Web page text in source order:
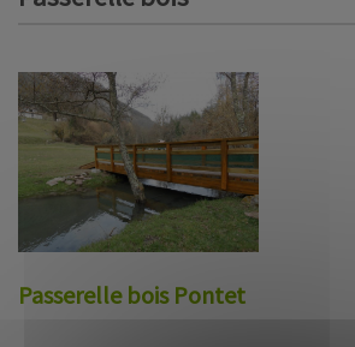
Passerelle bois Pontet